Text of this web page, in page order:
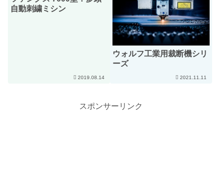
自動刺繍ミシン
2019.08.14
ウォルフ工業用裁断機シリ
ーズ
2021.11.11
スポンサーリンク